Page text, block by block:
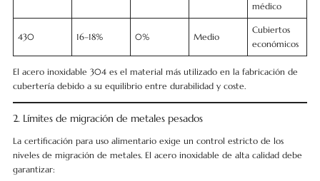
médico
430 16–18% 0% Medio
Cubiertos
económicos
El acero inoxidable 304 es el material más utilizado en la fabricación de
cubertería debido a su equilibrio entre durabilidad y coste.
2. Límites de migración de metales pesados
La certificación para uso alimentario exige un control estricto de los
niveles de migración de metales. El acero inoxidable de alta calidad debe
garantizar: